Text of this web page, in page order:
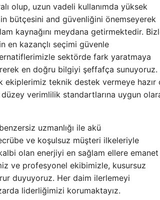
olup, uzun vadeli kullanımda yüksek
bütçesini and güvenliğini önemseyerek
kaynağını meydana getirmektedir.
en kazançlı seçimi güvenle
sektörde fark yaratmaya
en doğru bilgiyi şeffafça sunuyoruz.
ekiplerimiz teknik destek vermeye hazır
verimlilik standartlarına uygun
uzmanlığı ile akü
ve koşulsuz müşteri ilkeleriyle
olan enerjiyi en sağlam ellere emanet
ve profesyonel ekibimizle, kusursuz
duyuyoruz. Her daim ilerlemeyi
liderliğimizi korumaktayız.